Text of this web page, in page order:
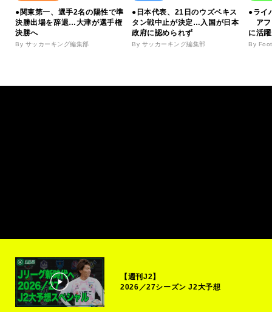
●関東第一、選手2名の陽性で準
決勝出場を辞退…大津が選手権
決勝へ
By サッカーキング編集部
●日本代表、21日のウズベキス
タン戦中止が決定…入国が日本
政府に認められず
By サッカーキング編集部
●ライ
アフ
に活
By
【週刊J2】
2026／27シーズン J2大予想